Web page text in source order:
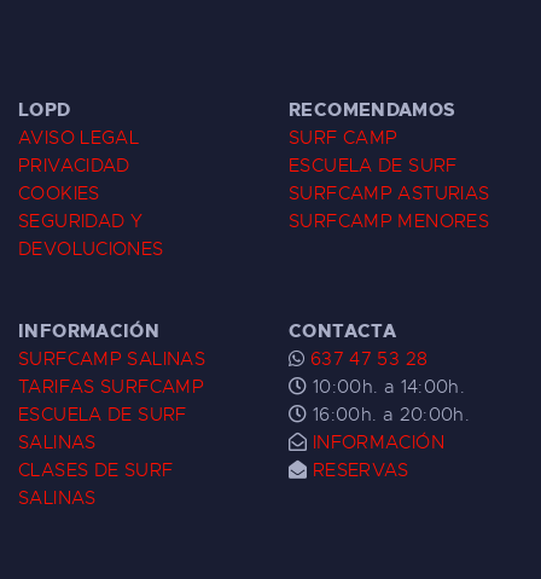
LOPD
AVISO LEGAL
PRIVACIDAD
COOKIES
SEGURIDAD Y
DEVOLUCIONES
RECOMENDAMOS
SURF CAMP
ESCUELA DE SURF
SURFCAMP ASTURIAS
SURFCAMP MENORES
INFORMACIÓN
SURFCAMP SALINAS
TARIFAS SURFCAMP
ESCUELA DE SURF
SALINAS
CLASES DE SURF
SALINAS
CONTACTA
637 47 53 28
10:00h. a 14:00h.
16:00h. a 20:00h.
INFORMACIÓN
RESERVAS